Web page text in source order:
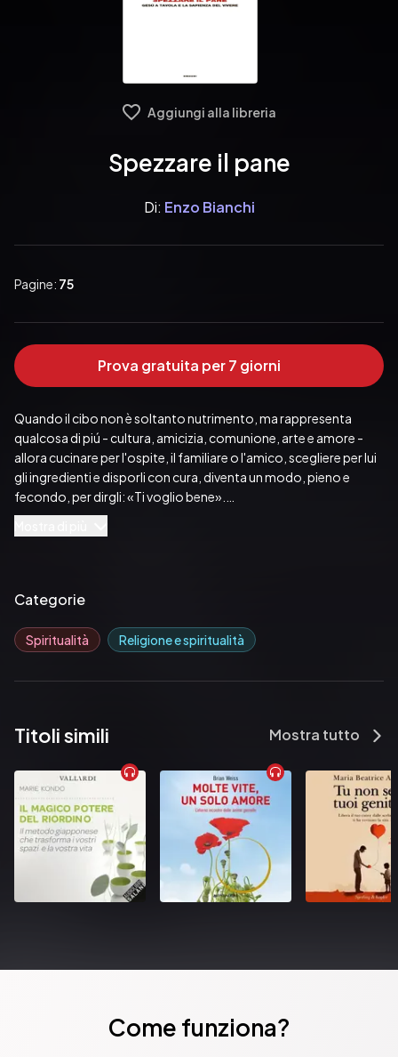
Aggiungi alla libreria
Spezzare il pane
Di: Enzo Bianchi
Pagine: 75
Prova gratuita per 7 giorni
Quando il cibo non è soltanto nutrimento, ma rappresenta
qualcosa di piú - cultura, amicizia, comunione, arte e amore -
allora cucinare per l'ospite, il familiare o l'amico, scegliere per lui
gli ingredienti e disporli con cura, diventa un modo, pieno e
fecondo, per dirgli: «Ti voglio bene».
Pubblicato da:  EINAUDI
Categorie
Spiritualità Religione e spiritualità
Titoli simili Mostra tutto
Come funziona?